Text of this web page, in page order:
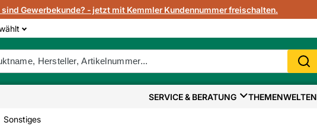
sind Gewerbekunde? - jetzt mit Kemmler Kundennummer freischalten.
SERVICE & BERATUNG THEMENWELTEN
Sonstiges